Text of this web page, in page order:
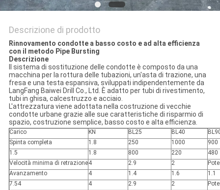
Descrizione di prodotto
Rinnovamento condotte a basso costo e ad alta efficienza
con il metodo Pipe Bursting
Descrizione
Il sistema di sostituzione delle condotte è composto da una
macchina per la rottura delle tubazioni, un'asta di trazione, una
fresa e una testa espansiva, sviluppati indipendentemente da
LangFang Baiwei Drill Co., Ltd. È adatto per tubi di rivestimento,
tubi in ghisa, calcestruzzo e acciaio.
L'attrezzatura viene adottata nella costruzione di vecchie
condotte urbane grazie alle sue caratteristiche di risparmio di
spazio, costruzione semplice, basso costo e alta efficienza.
Carico KN BL25 BL40
Spinta completa
1.8 250 1000
900
1.5
1.8 800 220
480
Velocità minima di retrazione4 2.9 2
Avanzamento
4 1.4 1.6
1.1
7.54 4 2.9 2